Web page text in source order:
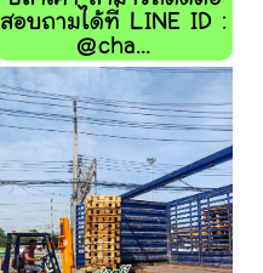
สอบถามได้ที่ LINE ID :
@cha...